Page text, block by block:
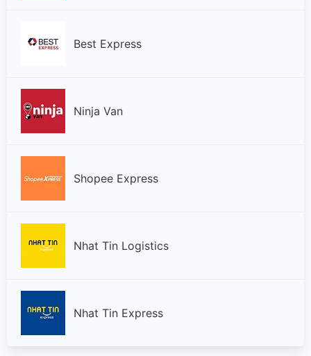
Hà Nội
Hải Dương
Hải Phòng
Hậu Giang
Best Express
Ninja Van
Shopee Express
Nhat Tin Logistics
Nhat Tin Express